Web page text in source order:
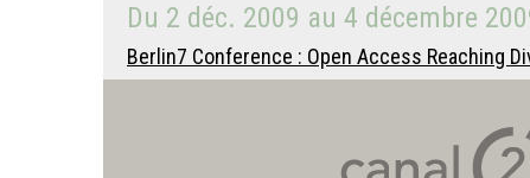
Du 2 déc. 2009 au 4 décembre
Berlin7 Conference : Open Access Reaching